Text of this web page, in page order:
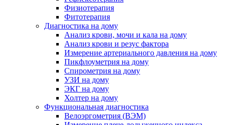
Физиотерапия
Фитотерапия
Диагностика на дому
Анализ крови, мочи и кала на дому
Анализ крови и резус фактора
Измерение артериального давления на дому
Пикфлоуметрия на дому
Спирометрия на дому
УЗИ на дому
ЭКГ на дому
Холтер на дому
Функциональная диагностика
Велоэргометрия (ВЭМ)